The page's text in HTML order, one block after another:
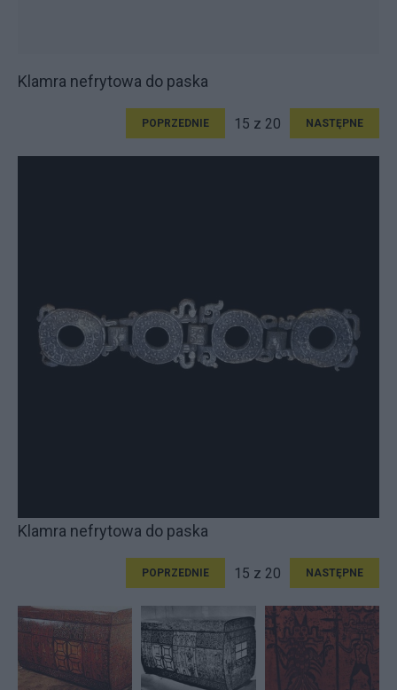
Klamra nefrytowa do paska
POPRZEDNIE 15 z 20 NASTĘPNE
Klamra nefrytowa do paska
POPRZEDNIE 15 z 20 NASTĘPNE